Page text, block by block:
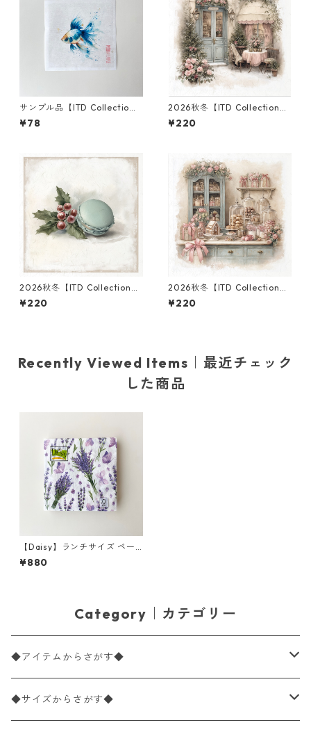
サンプル品【ITD Collectio
n】ミニサイズ ライスペーパー
RSM2731 デコパージュ
¥78
2026秋冬【ITD Collection】
ミニサイズ ライスペーパー RS
M3006 デコパージュ
¥220
2026秋冬【ITD Collection】
ミニサイズ ライスペーパー RS
M3023 デコパージュ
¥220
2026秋冬【ITD Collection】
ミニサイズ ライスペーパー RS
M3002 デコパージュ
¥220
Recently Viewed Items｜最近チェック
した商品
【Daisy】ランチサイズ ペー
パーナプキン Lavender with
Violet Butterflies ホワイト 2
¥880
Category｜カテゴリー
◆アイテムからさがす◆
ペーパーナプキン2枚バラ売り
◆サイズからさがす◆